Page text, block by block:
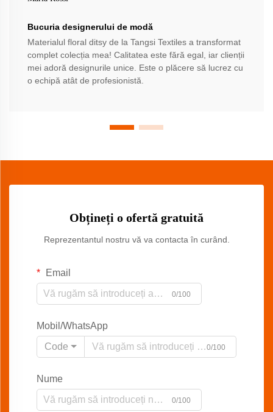
Bucuria designerului de modă
Materialul floral ditsy de la Tangsi Textiles a transformat
complet colecția mea! Calitatea este fără egal, iar clienții
mei adoră designurile unice. Este o plăcere să lucrez cu
o echipă atât de profesionistă.
Obțineți o ofertă gratuită
Reprezentantul nostru vă va contacta în curând.
Email
0/100
Mobil/WhatsApp
Code
0/100
Nume
0/100